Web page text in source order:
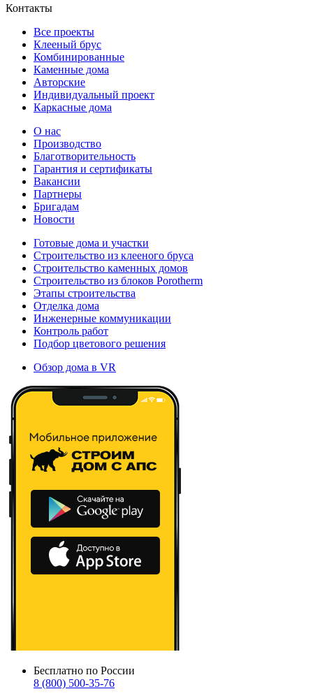
Контакты
Все проекты
Клееный брус
Комбинированные
Каменные дома
Авторские
Индивидуальный проект
Каркасные дома
О нас
Производство
Благотворительность
Гарантия и сертификаты
Вакансии
Партнеры
Бригадам
Новости
Готовые дома и участки
Строительство из клееного бруса
Строительство каменных домов
Строительство из блоков Porotherm
Этапы строительства
Отделка дома
Инженерные коммуникации
Контроль работ
Подбор цветового решения
Обзор дома в VR
Бесплатно по России
8 (800) 500-35-76